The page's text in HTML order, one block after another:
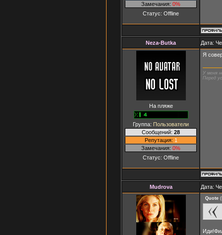
Замечания: 0%
Статус: Offline
Neza-Butka Дата:
На пляже
Группа: Пользователи
Сообщений: 28
Репутация: 1
Замечания: 0%
Статус: Offline
Я
У меня
Перед
Mudrova Дата:
Quote (